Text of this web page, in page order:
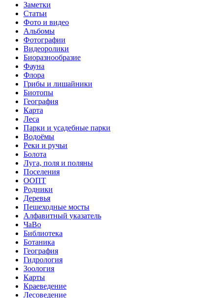
Заметки
Статьи
Фото и видео
Альбомы
Фотографии
Видеоролики
Биоразнообразие
Фауна
Флора
Грибы и лишайники
Биотопы
География
Карта
Леса
Парки и усадебные парки
Водоёмы
Реки и ручьи
Болота
Луга, поля и поляны
Поселения
ООПТ
Родники
Деревья
Пешеходные мосты
Алфавитный указатель
ЧаВо
Библиотека
Ботаника
География
Гидрология
Зоология
Карты
Краеведение
Лесоведение